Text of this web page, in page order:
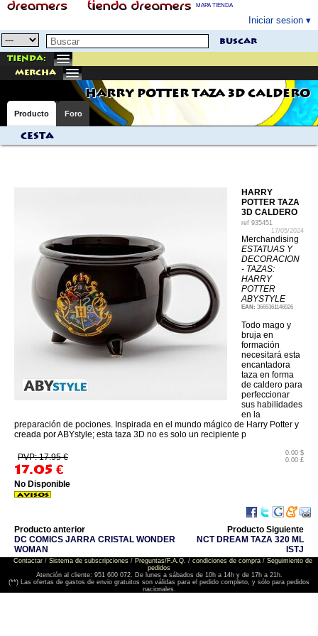
MAPA TIENDA
Iniciar sesion
buscar
Tienda:
mercha
HARRY POTTER TAZA 3D CALDERO
Producto Foro
Cesta
HARRY
POTTER TAZA
3D CALDERO
ref 935451
17/05/2024
Merchandising
ESTATUAS Y
DECORACION
- TAZAS:
HARRY
POTTER
ABYSTYLE
EAN: 3665361146926
Todo mago y
bruja en
formación
necesitará esta
encantadora
taza en forma
de caldero para
perfeccionar
sus habilidades
en la
preparación de pociones. Inspirada en el mundo mágico de Harry Potter y
creada por ABYstyle; esta taza 3D no es solo un recipiente p
PVP: 17.95 €
17.05 €
0.00 $
0.00 £
No Disponible
Producto anterior
DC COMICS JARRA CRISTAL WONDER
WOMAN
Producto Siguiente
NCT DREAM TAZA 320 ML
ISTJ
Contactar/ Sistema de subscripciones/ Preguntas/F.A.Q. / condiciones de compra/ Seguimiento de
pedidos
Atención al cliente: 951 600 072. De lunes a sábados de 10h a 14h y de 17h a 21h.
(**) Las ofertas de gastos de envio gratuitos son válidas para el pedido completo, y sólo para pedidos
nacionales.